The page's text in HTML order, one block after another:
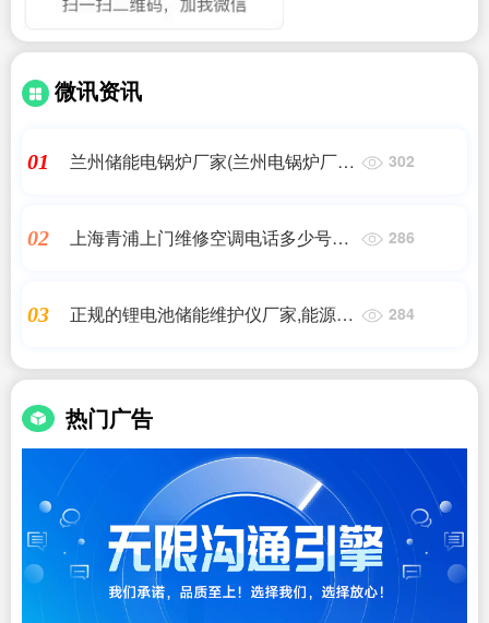
微讯资讯
01
兰州储能电锅炉厂家(兰州电锅炉厂家
302
02
上海青浦上门维修空调电话多少号码
286
03
正规的锂电池储能维护仪厂家,能源科
284
热门广告